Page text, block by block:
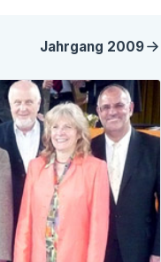
Jahrgang 2009